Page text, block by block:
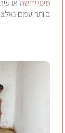
פינוי ירושה או
ביותר עמם